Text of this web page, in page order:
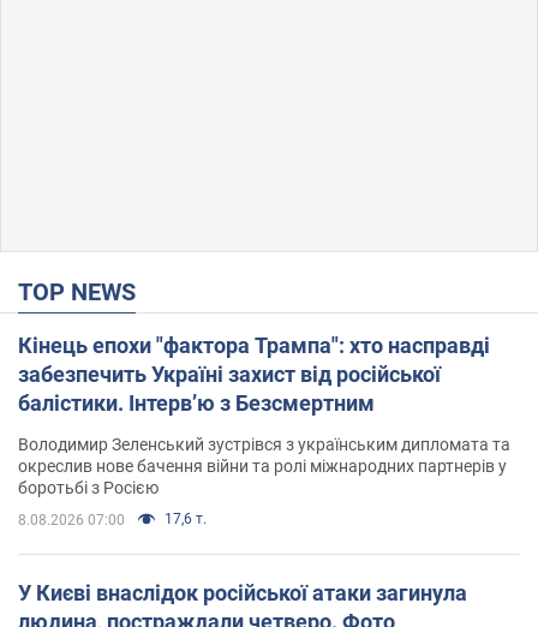
TOP NEWS
Кінець епохи "фактора Трампа": хто насправді
забезпечить Україні захист від російської
балістики. Інтерв’ю з Безсмертним
Володимир Зеленський зустрівся з українським дипломата та
окреслив нове бачення війни та ролі міжнародних партнерів у
боротьбі з Росією
8.08.2026 07:00 17,6 т.
У Києві внаслідок російської атаки загинула
людина, постраждали четверо. Фото